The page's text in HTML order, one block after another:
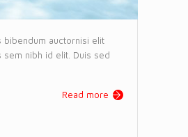
bibendum auctornisi elit
nibh id elit. Duis sed
Read more